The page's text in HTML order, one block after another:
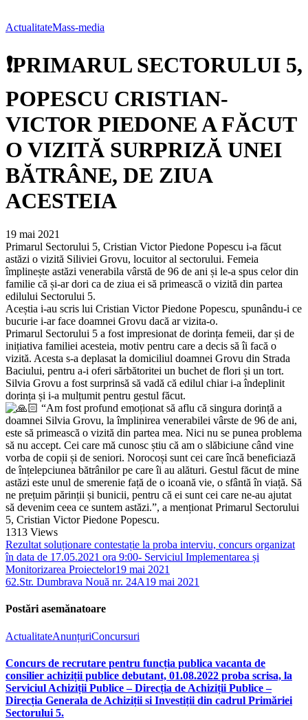
ActualitateMass-media
❗PRIMARUL SECTORULUI 5,
POPESCU CRISTIAN-
VICTOR PIEDONE A FĂCUT
O VIZITĂ SURPRIZĂ UNEI
BĂTRÂNE, DE ZIUA
ACESTEIA
19 mai 2021
Primarul Sectorului 5, Cristian Victor Piedone Popescu i-a făcut
astăzi o vizită Siliviei Grovu, locuitor al sectorului. Femeia
împlinește astăzi venerabila vârstă de 96 de ani și le-a spus celor din
familie că și-ar dori ca de ziua ei să primească o vizită din partea
edilului Sectorului 5.
Aceștia i-au scris lui Cristian Victor Piedone Popescu, spunându-i ce
bucurie i-ar face doamnei Grovu dacă ar vizita-o.
Primarul Sectorului 5 a fost impresionat de dorința femeii, dar și de
inițiativa familiei acesteia, motiv pentru care a decis să îi facă o
vizită. Acesta s-a deplasat la domiciliul doamnei Grovu din Strada
Baciului, pentru a-i oferi sărbătoritei un buchet de flori și un tort.
Silvia Grovu a fost surprinsă să vadă că edilul chiar i-a îndeplinit
dorința și i-a mulțumit pentru gestul făcut.
“Am fost profund emoționat să aflu că singura dorință a
doamnei Silvia Grovu, la împlinirea venerabilei vârste de 96 de ani,
este să primească o vizită din partea mea. Nici nu se punea problema
să nu accept. Cei care mă cunosc știu că am o slăbiciune când vine
vorba de copii și de seniori. Norocoși sunt cei care încă beneficiază
de înțelepciunea bătrânilor pe care îi au alături. Gestul făcut de mine
astăzi este unul de smerenie față de o icoană vie, o sfântă în viață. Să
ne prețuim părinții și bunicii, pentru că ei sunt cei care ne-au ajutat
să devenim ceea ce suntem astăzi.”, a menționat Primarul Sectorului
5, Cristian Victor Piedone Popescu.
1313 Views
Rezultat soluționare contestație la proba interviu, concurs organizat
în data de 17.05.2021 ora 9:00- Serviciul Implementarea și
Monitorizarea Proiectelor19 mai 2021
62.Str. Dumbrava Nouă nr. 24A19 mai 2021
Postări asemănatoare
ActualitateAnunțuriConcursuri
Concurs de recrutare pentru funcția publica vacanta de
consilier achiziții publice debutant, 01.08.2022 proba scrisa, la
Serviciul Achiziții Publice – Direcția de Achiziții Publice –
Direcția Generala de Achiziții si Investiții din cadrul Primăriei
Sectorului 5.